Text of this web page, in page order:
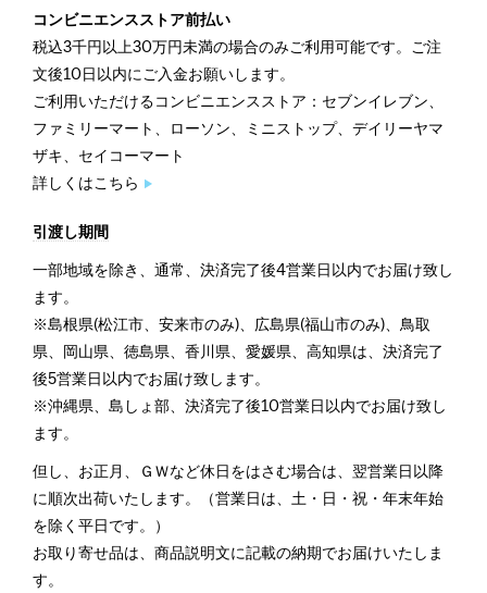
コンビニエンスストア前払い
税込3千円以上30万円未満の場合のみご利用可能です。ご注
文後10日以内にご入金お願いします。
ご利用いただけるコンビニエンスストア：セブンイレブン、
ファミリーマート、ローソン、ミニストップ、デイリーヤマ
ザキ、セイコーマート
詳しくはこちら
引渡し期間
一部地域を除き、通常、決済完了後4営業日以内でお届け致し
ます。
※島根県(松江市、安来市のみ)、広島県(福山市のみ)、鳥取
県、岡山県、徳島県、香川県、愛媛県、高知県は、決済完了
後5営業日以内でお届け致します。
※沖縄県、島しょ部、決済完了後10営業日以内でお届け致し
ます。
但し、お正月、ＧＷなど休日をはさむ場合は、翌営業日以降
に順次出荷いたします。（営業日は、土・日・祝・年末年始
を除く平日です。）
お取り寄せ品は、商品説明文に記載の納期でお届けいたしま
す。